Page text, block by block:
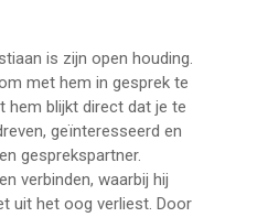
is zijn open houding.
met hem in gesprek te
hem blijkt direct dat je te
geïnteresseerd en
gesprekspartner.
verbinden, waarbij hij
uit het oog verliest. Door